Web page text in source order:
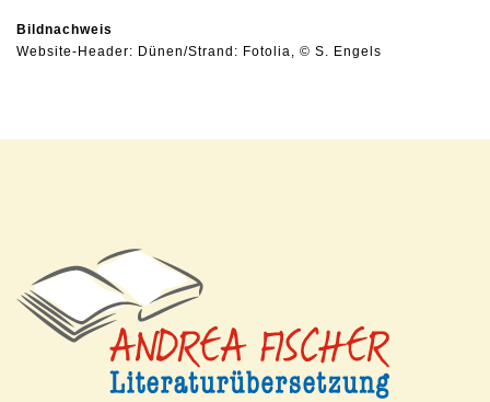
Bildnachweis
Website-Header: Dünen/Strand: Fotolia, © S. Engels